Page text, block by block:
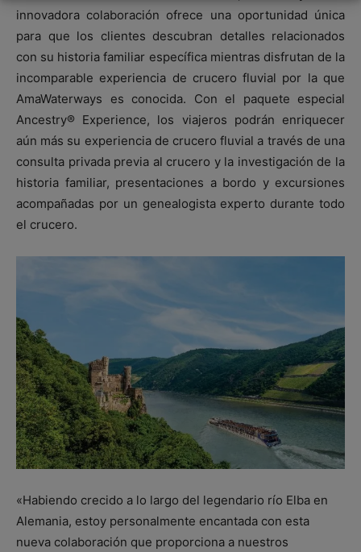
innovadora colaboración ofrece una oportunidad única
para que los clientes descubran detalles relacionados
con su historia familiar específica mientras disfrutan de la
incomparable experiencia de crucero fluvial por la que
AmaWaterways es conocida. Con el paquete especial
Ancestry® Experience, los viajeros podrán enriquecer
aún más su experiencia de crucero fluvial a través de una
consulta privada previa al crucero y la investigación de la
historia familiar, presentaciones a bordo y excursiones
acompañadas por un genealogista experto durante todo
el crucero.
«Habiendo crecido a lo largo del legendario río Elba en
Alemania, estoy personalmente encantada con esta
nueva colaboración que proporciona a nuestros